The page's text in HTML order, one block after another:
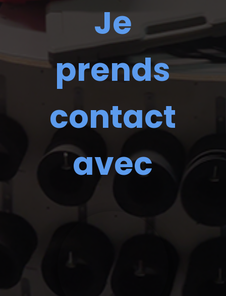
Je
prends
contact
avec